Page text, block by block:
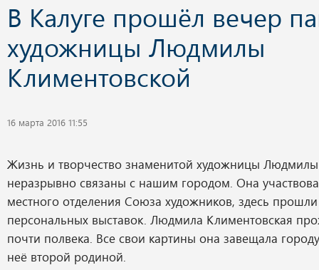
В Калуге прошёл вечер
художницы Людмилы
Климентовской
16 марта 2016 11:55
Жизнь и творчество знаменитой художницы
неразрывно связаны с нашим городом. Она
местного отделения Союза художников, здесь
персональных выставок. Людмила Климентовская
почти полвека. Все свои картины она завещала
неё второй родиной.